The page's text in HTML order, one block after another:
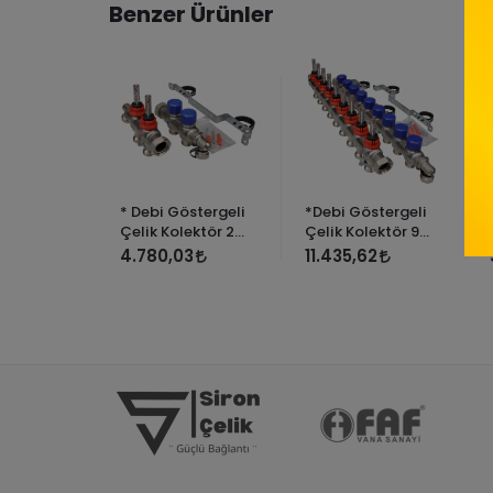
Benzer Ürünler
* Debi Göstergeli
Çelik Kolektör 2
ağızlı
4.780,03
*Debi Göstergeli
Çelik Kolektör 9
ağızlı
11.435,62